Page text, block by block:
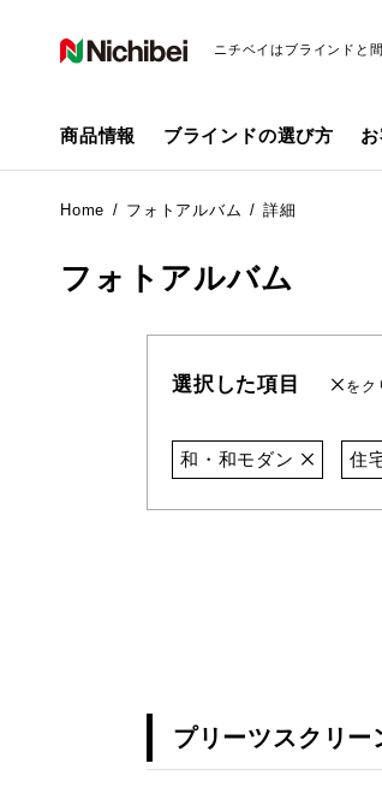
ニチベイはブラインドと
商品情報 ブラインドの選び方
Home フォトアルバム 詳細
フォトアルバム
選択した項目 をク
和・和モダン 住
プリーツスクリ